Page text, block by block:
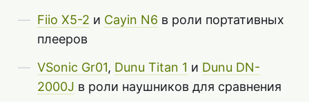
Fiio X5-2 и Cayin N6 в роли портативных
плееров
VSonic Gr01, Dunu Titan 1 и Dunu DN-
2000J в роли наушников для сравнения